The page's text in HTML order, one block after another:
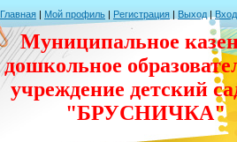
Главная | Мой профиль | Регистрация | Выход | Вход
Муниципальное
дошкольное
учреждение детский
"БРУСНИЧКА"